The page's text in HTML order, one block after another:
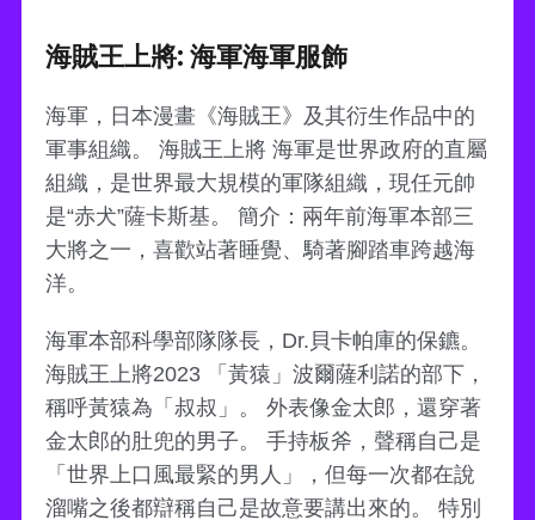
海賊王上將: 海軍海軍服飾
海軍，日本漫畫《海賊王》及其衍生作品中的
軍事組織。 海賊王上將 海軍是世界政府的直屬
組織，是世界最大規模的軍隊組織，現任元帥
是“赤犬”薩卡斯基。 簡介：兩年前海軍本部三
大將之一，喜歡站著睡覺、騎著腳踏車跨越海
洋。
海軍本部科學部隊隊長，Dr.貝卡帕庫的保鑣。
海賊王上將2023 「黃猿」波爾薩利諾的部下，
稱呼黃猿為「叔叔」。 外表像金太郎，還穿著
金太郎的肚兜的男子。 手持板斧，聲稱自己是
「世界上口風最緊的男人」，但每一次都在說
溜嘴之後都辯稱自己是故意要講出來的。 特別